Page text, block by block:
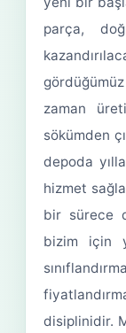
parça,
zaman
sökümden
depoda
hizmet
bir sürece
bizim için
disiplinidir.